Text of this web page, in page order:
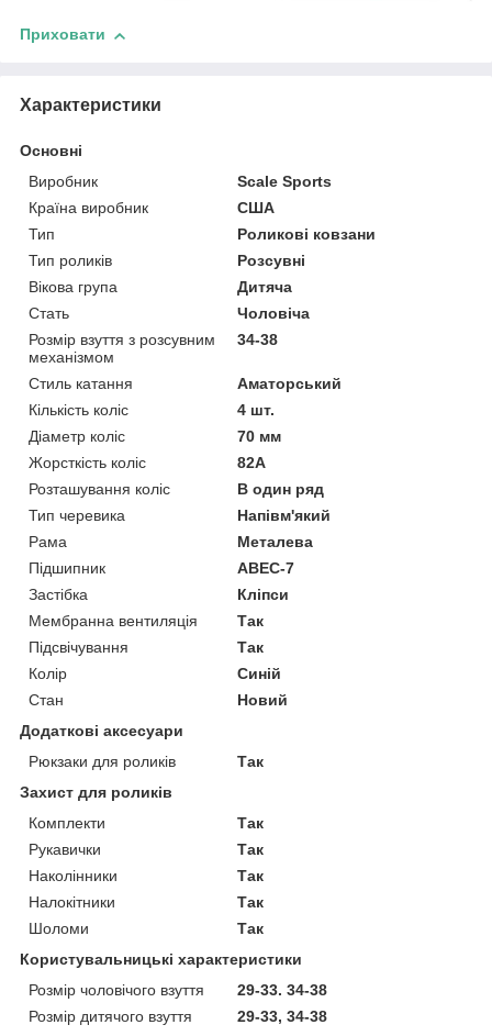
Приховати
Характеристики
Основні
Виробник
Scale Sports
Країна виробник
США
Тип
Роликові ковзани
Тип роликів
Розсувні
Вікова група
Дитяча
Стать
Чоловіча
Розмір взуття з розсувним
механізмом
34-38
Стиль катання
Аматорський
Кількість коліс
4 шт.
Діаметр коліс
70 мм
Жорсткість коліс
82А
Розташування коліс
В один ряд
Тип черевика
Напівм'який
Рама
Металева
Підшипник
ABEC-7
Застібка
Кліпси
Мембранна вентиляція
Так
Підсвічування
Так
Колір
Синій
Стан
Новий
Додаткові аксесуари
Рюкзаки для роликів
Так
Захист для роликів
Комплекти
Так
Рукавички
Так
Наколінники
Так
Налокітники
Так
Шоломи
Так
Користувальницькі характеристики
Розмір чоловічого взуття
29-33. 34-38
Розмір дитячого взуття
29-33, 34-38